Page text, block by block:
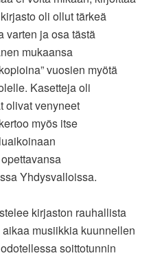
oli ollut tärkeä
varten ja osa tästä
mukaansa
vuosien myötä
Kasetteja oli
olivat venyneet
myös itse
Yhdysvalloissa.
kirjaston rauhallista
musiikkia kuunnellen
soittotunnin